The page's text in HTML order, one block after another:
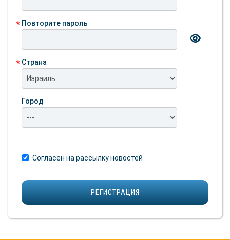
Повторите пароль
Страна
Город
Согласен на рассылку новостей